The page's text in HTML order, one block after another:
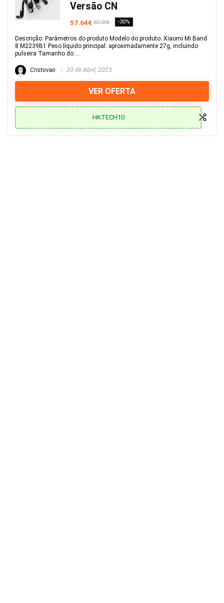
Versão CN
57.64€ 82.00€ -30%
Descrição: Parâmetros do produto Modelo do produto: Xiaomi Mi Band
8 M2239B1 Peso líquido principal: aproximadamente 27g, incluindo
pulseira Tamanho do ...
Cristovao 20 de Abril, 2023
VER OFERTA
HKTECH10